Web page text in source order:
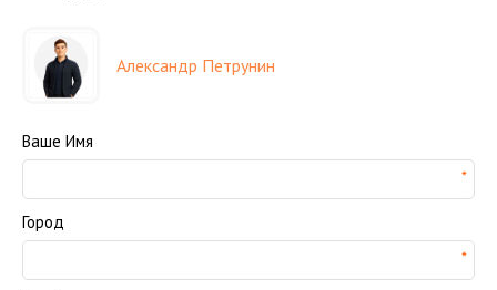
Александр Петрунин
Ваше Имя
Город